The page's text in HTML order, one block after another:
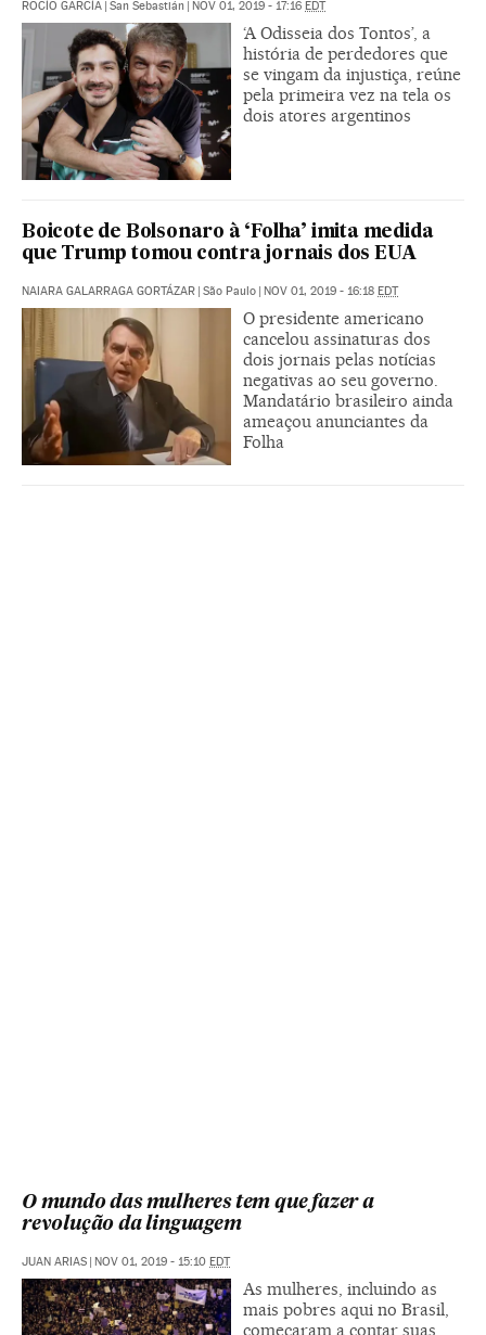
ROCÍO GARCÍA | San Sebastián | NOV 01, 2019 - 17:16 EDT
‘A Odisseia dos Tontos’, a
história de perdedores que
se vingam da injustiça, reúne
pela primeira vez na tela os
dois atores argentinos
Boicote de Bolsonaro à ‘Folha’ imita medida
que Trump tomou contra jornais dos EUA
NAIARA GALARRAGA GORTÁZAR | São Paulo | NOV 01, 2019 - 16:18 EDT
O presidente americano
cancelou assinaturas dos
dois jornais pelas notícias
negativas ao seu governo.
Mandatário brasileiro ainda
ameaçou anunciantes da
Folha
O mundo das mulheres tem que fazer a
revolução da linguagem
JUAN ARIAS | NOV 01, 2019 - 15:10 EDT
As mulheres, incluindo as
mais pobres aqui no Brasil,
começaram a contar suas